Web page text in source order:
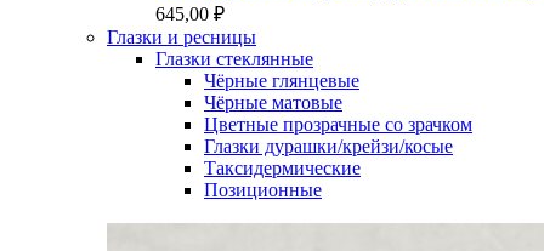
645,00 ₽
Глазки и ресницы
Глазки стеклянные
Чёрные глянцевые
Чёрные матовые
Цветные прозрачные со зрачком
Глазки дурашки/крейзи/косые
Таксидермические
Позиционные